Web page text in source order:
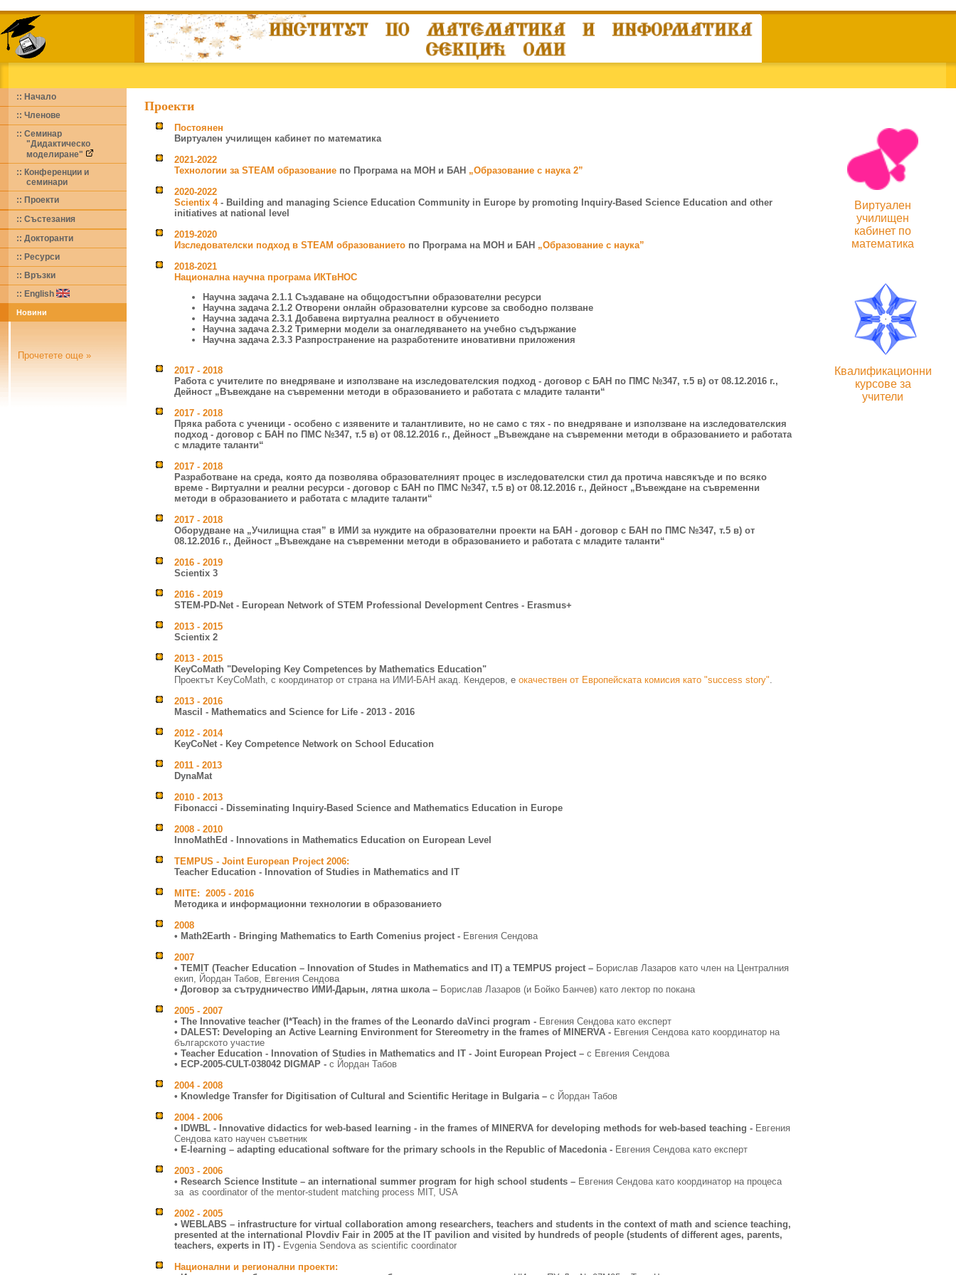
:: Начало
:: Членове
:: Семинар
"Дидактическо
моделиране"
:: Конференции и
семинари
:: Проекти
:: Състезания
:: Докторанти
:: Ресурси
:: Връзки
:: English
Новини
Прочетете още »
Проекти
Постоянен
Виртуален училищен кабинет по математика
2021-2022
Технологии за STEAM образование по Програма на МОН и БАН „Образование с наука 2”
2020-2022
Scientix 4- Building and managing Science Education Community in Europe by promoting Inquiry-Based Science Education and other
initiatives at national level
2019-2020
Изследователски подход в STEAM образованието по Програма на МОН и БАН „Образование с наука”
2018-2021
Национална научна програма ИКТвНОС
Научна задача 2.1.1 Създаване на общодостъпни образователни ресурси
Научна задача 2.1.2 Отворени онлайн образователни курсове за свободно ползване
Научна задача 2.3.1 Добавена виртуална реалност в обучението
Научна задача 2.3.2 Тримерни модели за онагледяването на учебно съдържание
Научна задача 2.3.3 Разпространение на разработените иновативни приложения
2017 - 2018
Работа с учителите по внедряване и използване на изследователския подход - договор с БАН по ПМС №347, т.5 в) от 08.12.2016 г.,
Дейност „Въвеждане на съвременни методи в образованието и работата с младите таланти“
2017 - 2018
Пряка работа с ученици - особено с изявените и талантливите, но не само с тях - по внедряване и използване на изследователския
подход - договор с БАН по ПМС №347, т.5 в) от 08.12.2016 г., Дейност „Въвеждане на съвременни методи в образованието и работата
с младите таланти“
2017 - 2018
Разработване на среда, която да позволява образователният процес в изследователски стил да протича навсякъде и по всяко
време - Виртуални и реални ресурси - договор с БАН по ПМС №347, т.5 в) от 08.12.2016 г., Дейност „Въвеждане на съвременни
методи в образованието и работата с младите таланти“
2017 - 2018
Oборудване на „Училищна стая” в ИМИ за нуждите на образователни проекти на БАН - договор с БАН по ПМС №347, т.5 в) от
08.12.2016 г., Дейност „Въвеждане на съвременни методи в образованието и работата с младите таланти“
2016 - 2019
Scientix 3
2016 - 2019
STEM-PD-Net - European Network of STEM Professional Development Centres - Erasmus+
2013 - 2015
Scientix 2
2013 - 2015
KeyCoMath "Developing Key Competences by Mathematics Education"
Проектът KeyCoMath, с координатор от страна на ИМИ-БАН акад. Кендеров, е окачествен от Европейската комисия като "success story".
2013 - 2016
Mascil - Mathematics and Science for Life - 2013 - 2016
2012 - 2014
KeyCoNet - Key Competence Network on School Education
2011 - 2013
DynaMat
2010 - 2013
Fibonacci - Disseminating Inquiry-Based Science and Mathematics Education in Europe
2008 - 2010
InnoMathEd - Innovations in Mathematics Education on European Level
TEMPUS - Joint European Project 2006:
Teacher Education - Innovation of Studies in Mathematics and IT
MITE: 2005 - 2016
Методика и информационни технологии в образованието
2008
• Math2Earth - Bringing Mathematics to Earth Comenius project - Евгения Сендова
2007
• TEMIT (Teacher Education – Innovation of Studes in Mathematics and IT) a TEMPUS project – Борислав Лазаров като член на Централния
екип, Йордан Табов, Евгения Сендова
• Договор за сътрудничество ИМИ-Дарын, лятна школа – Борислав Лазаров (и Бойко Банчев) като лектор по покана
2005 - 2007
• The Innovative teacher (I*Teach) in the frames of the Leonardo daVinci program - Евгения Сендова като експерт
• DALEST: Developing an Active Learning Environment for Stereometry in the frames of MINERVA - Евгения Сендова като координатор на
българското участие
• Teacher Education - Innovation of Studies in Mathematics and IT - Joint European Project – с Евгения Сендова
• ECP-2005-CULT-038042 DIGMAP - с Йордан Табов
2004 - 2008
• Knowledge Transfer for Digitisation of Cultural and Scientific Heritage in Bulgaria – с Йордан Табов
2004 - 2006
• IDWBL - Innovative didactics for web-based learning - in the frames of MINERVA for developing methods for web-based teaching - Евгения
Сендова като научен съветник
• E-learning – adapting educational software for the primary schools in the Republic of Macedonia - Евгения Сендова като експерт
2003 - 2006
• Research Science Institute – an international summer program for high school students – Евгения Сендова като координатор на процеса
за as coordinator of the mentor-student matching process MIT, USA
2002 - 2005
• WEBLABS – infrastructure for virtual collaboration among researchers, teachers and students in the context of math and science teaching,
presented at the international Plovdiv Fair in 2005 at the IT pavilion and visited by hundreds of people (students of different ages, parents,
teachers, experts in IT) - Evgenia Sendova as scientific coordinator
Национални и регионални проекти:
Виртуален
училищен
кабинет по
математика
Квалификационни
курсове за
учители